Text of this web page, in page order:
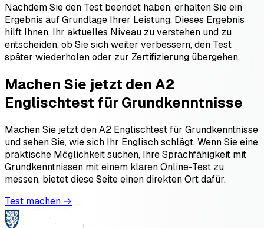
Nachdem Sie den Test beendet haben, erhalten Sie ein
Ergebnis auf Grundlage Ihrer Leistung. Dieses Ergebnis
hilft Ihnen, Ihr aktuelles Niveau zu verstehen und zu
entscheiden, ob Sie sich weiter verbessern, den Test
später wiederholen oder zur Zertifizierung übergehen.
Machen Sie jetzt den A2
Englischtest für Grundkenntnisse
Machen Sie jetzt den A2 Englischtest für Grundkenntnisse
und sehen Sie, wie sich Ihr Englisch schlägt. Wenn Sie eine
praktische Möglichkeit suchen, Ihre Sprachfähigkeit mit
Grundkenntnissen mit einem klaren Online-Test zu
messen, bietet diese Seite einen direkten Ort dafür.
Test machen →